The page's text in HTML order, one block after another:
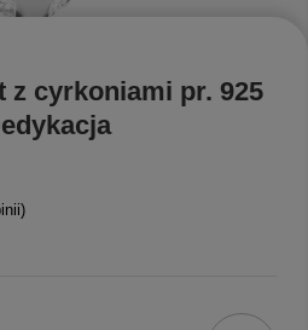
z cyrkoniami pr. 925